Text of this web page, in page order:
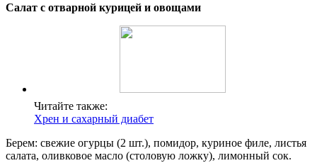
Салат с отварной курицей и овощами
Читайте также:
Хрен и сахарный диабет
Берем: свежие огурцы (2 шт.), помидор, куриное филе, листья
салата, оливковое масло (столовую ложку), лимонный сок.